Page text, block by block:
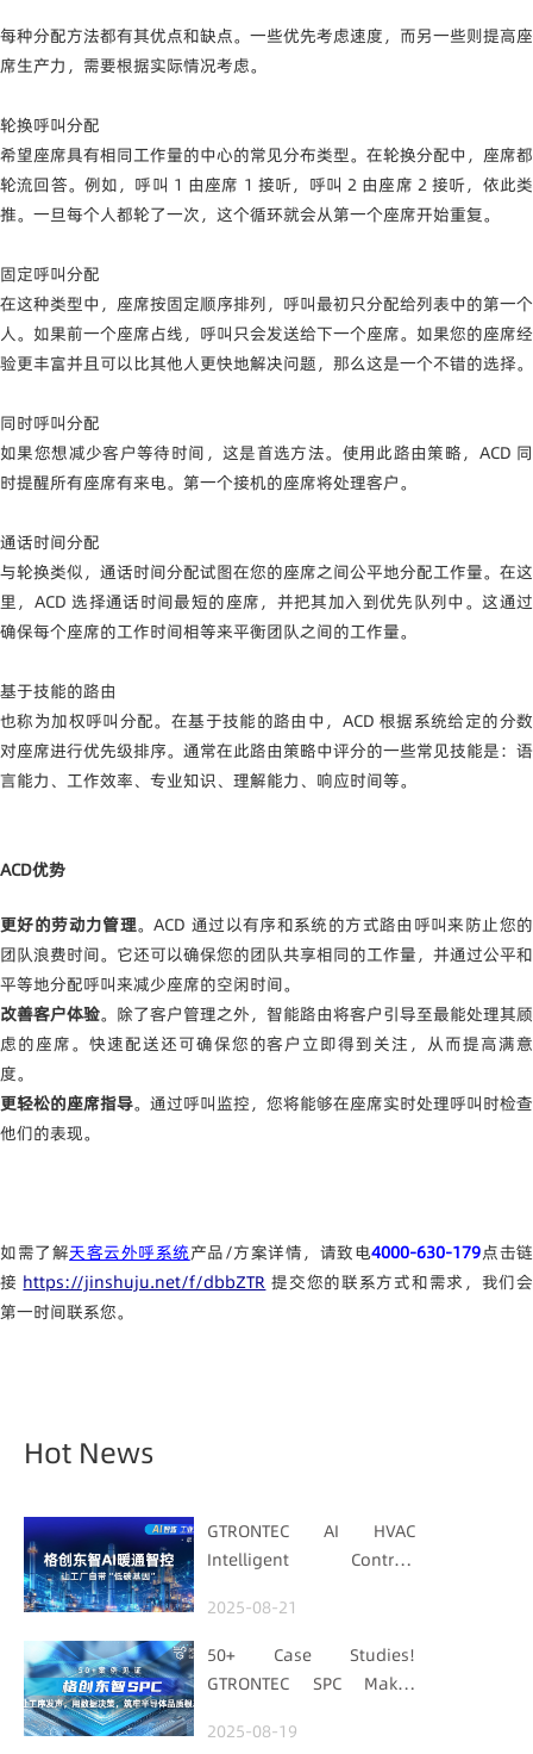
每种分配方法都有其优点和缺点。一些优先考虑速度，而另一些则提高座
席生产力，需要根据实际情况考虑。
轮换呼叫分配
希望座席具有相同工作量的中心的常见分布类型。在轮换分配中，座席都
轮流回答。例如，呼叫 1 由座席 1 接听，呼叫 2 由座席 2 接听，依此类
推。一旦每个人都轮了一次，这个循环就会从第一个座席开始重复。
固定呼叫分配
在这种类型中，座席按固定顺序排列，呼叫最初只分配给列表中的第一个
人。如果前一个座席占线，呼叫只会发送给下一个座席。如果您的座席经
验更丰富并且可以比其他人更快地解决问题，那么这是一个不错的选择。
同时呼叫分配
如果您想减少客户等待时间，这是首选方法。使用此路由策略，ACD 同
时提醒所有座席有来电。第一个接机的座席将处理客户。
通话时间分配
与轮换类似，通话时间分配试图在您的座席之间公平地分配工作量。在这
里，ACD 选择通话时间最短的座席，并把其加入到优先队列中。这通过
确保每个座席的工作时间相等来平衡团队之间的工作量。
基于技能的路由
也称为加权呼叫分配。在基于技能的路由中，ACD 根据系统给定的分数
对座席进行优先级排序。通常在此路由策略中评分的一些常见技能是：语
言能力、工作效率、专业知识、理解能力、响应时间等。
ACD优势
更好的劳动力管理。ACD 通过以有序和系统的方式路由呼叫来防止您的
团队浪费时间。它还可以确保您的团队共享相同的工作量，并通过公平和
平等地分配呼叫来减少座席的空闲时间。
改善客户体验。除了客户管理之外，智能路由将客户引导至最能处理其顾
虑的座席。快速配送还可确保您的客户立即得到关注，从而提高满意
度。
更轻松的座席指导。通过呼叫监控，您将能够在座席实时处理呼叫时检查
他们的表现。
如需了解天客云外呼系统产品/方案详情，请致电4000-630-179点击链
接 https://jinshuju.net/f/dbbZTR 提交您的联系方式和需求，我们会
第一时间联系您。
Hot News
GTRONTEC AI HVAC
Intelligent Control:
with "Low-Carbon DNA"
2025-08-21
50+ Case Studies!
GTRONTEC SPC Makes
Data for Decisions,
2025-08-19